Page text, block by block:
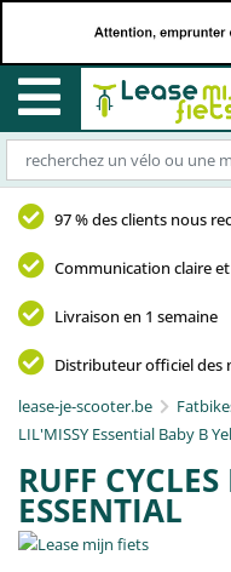
97 % des clients nous
Communication claire
Livraison en 1 semaine
Distributeur officiel des
lease-je-scooter.be
LIL'MISSY Essential Baby B
RUFF
ESSENTIAL